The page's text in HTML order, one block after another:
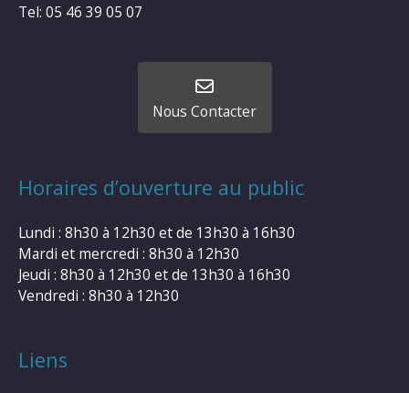
Tel: 05 46 39 05 07
Nous Contacter
Horaires d’ouverture au public
Lundi : 8h30 à 12h30 et de 13h30 à 16h30
Mardi et mercredi : 8h30 à 12h30
Jeudi : 8h30 à 12h30 et de 13h30 à 16h30
Vendredi : 8h30 à 12h30
Liens